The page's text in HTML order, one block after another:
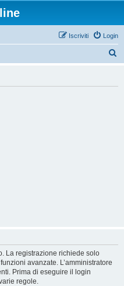
Login
Iscriviti
La registrazione richiede solo
avanzate. L’amministratore
Prima di eseguire il login
regole.